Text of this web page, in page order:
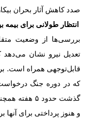
صدد کاهش آثار بحران
انتظار طولانی برای بیمه
بررسی‌ها از وضعیت
تعدیل نیرو نشان می‌دهد
قابل‌توجهی همراه است.
که در دوره جنگ درخواست
گذشت حدود ۵
و هنوز پرداختی برای